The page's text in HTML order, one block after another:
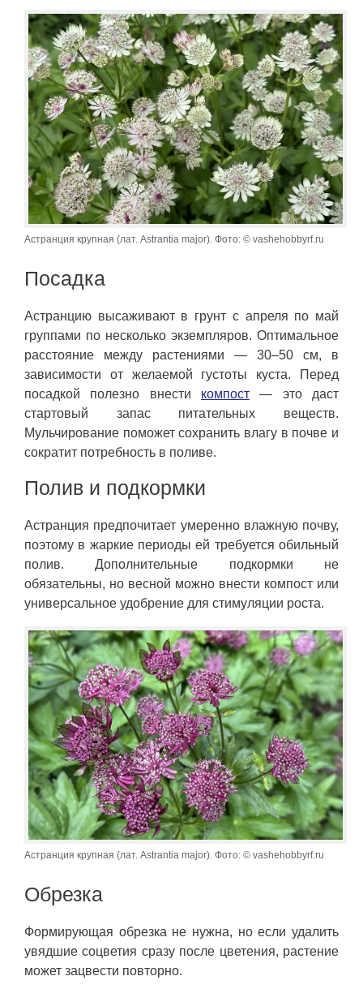
Астранция крупная (лат. Astrantia major). Фото: © vashehobbyrf.ru
Посадка
Астранцию высаживают в грунт с апреля по май
группами по несколько экземпляров. Оптимальное
расстояние между растениями — 30–50 см, в
зависимости от желаемой густоты куста. Перед
посадкой полезно внести компост — это даст
стартовый запас питательных веществ.
Мульчирование поможет сохранить влагу в почве и
сократит потребность в поливе.
Полив и подкормки
Астранция предпочитает умеренно влажную почву,
поэтому в жаркие периоды ей требуется обильный
полив. Дополнительные подкормки не
обязательны, но весной можно внести компост или
универсальное удобрение для стимуляции роста.
Астранция крупная (лат. Astrantia major). Фото: © vashehobbyrf.ru
Обрезка
Формирующая обрезка не нужна, но если удалить
увядшие соцветия сразу после цветения, растение
может зацвести повторно.